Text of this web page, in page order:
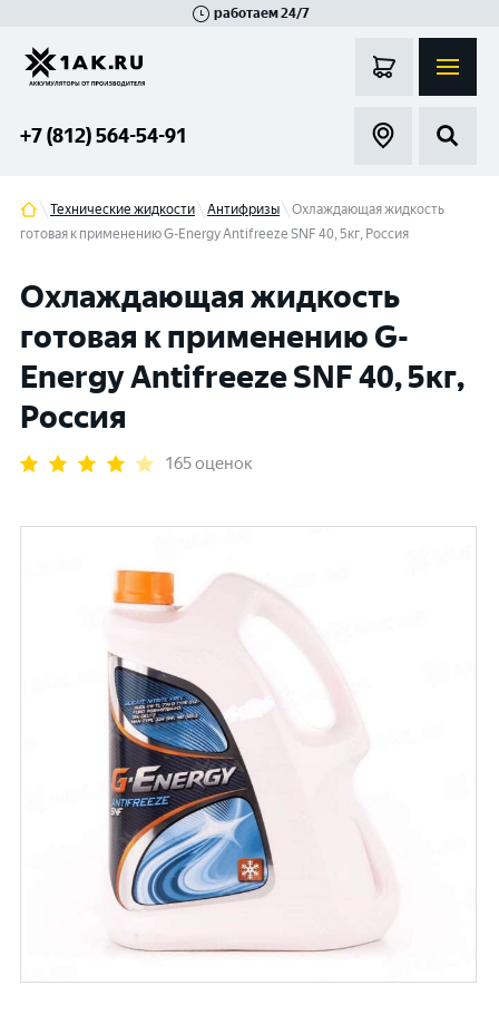
работаем 24/7
+7 (812) 564-54-91
Технические жидкости Антифризы
Охлаждающая жидкость
готовая к применению G-Energy Antifreeze SNF 40, 5кг, Россия
Охлаждающая жидкость
готовая к применению G-
Energy Antifreeze SNF 40, 5кг,
Россия
165 оценок
Гатчина